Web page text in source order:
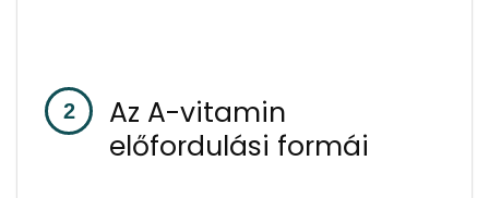
Az A-vitamin
előfordulási formái